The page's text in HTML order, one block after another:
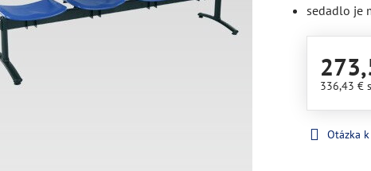
sedadlo je
336,43 €
Otázka